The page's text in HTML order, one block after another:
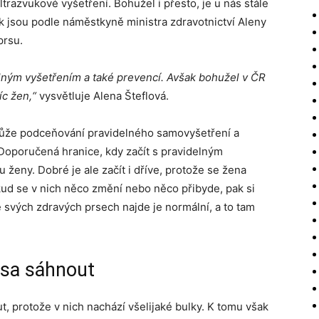
vyšetření. Bohužel i přesto, je u nás stále
jsou podle náměstkyně ministra zdravotnictví Aleny
vyšetřením a také prevencí. Avšak bohužel v ČR
žen,“vysvětluje Alena Šteflová.
podceňování pravidelného samovyšetření a
hranice, kdy začít s pravidelným
Dobré je ale začít i dříve, protože se žena
se v nich něco změní nebo něco přibyde, pak si
zdravých prsech najde je normální, a to tam
sáhnout
protože v nich nachází všelijaké bulky. K tomu však